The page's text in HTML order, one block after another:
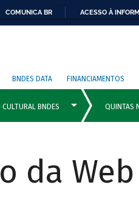
COMUNICA BR ACESSO À
BNDES DATA FINANCIAMENTOS
da Web